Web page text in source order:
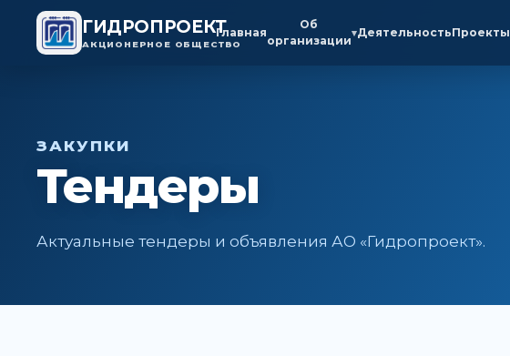
ГИДРОПРОЕКТ
АКЦИОНЕРНОЕ ОБЩЕСТВО
Главная
Об
организации
▾ДеятельностьПроекты
ЗАКУПКИ
Тендеры
Актуальные тендеры и объявления АО «Гидропроект».